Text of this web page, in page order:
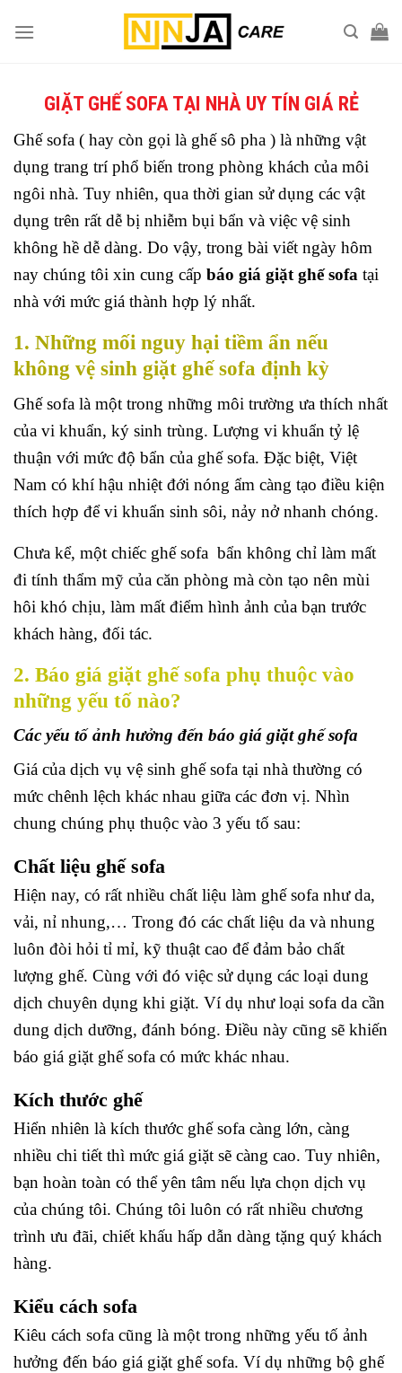
GIẶT GHẾ SOFA TẠI NHÀ UY TÍN GIÁ RẺ
Ghế sofa ( hay còn gọi là ghế sô pha ) là những vật
dụng trang trí phổ biến trong phòng khách của môi
ngôi nhà. Tuy nhiên, qua thời gian sử dụng các vật
dụng trên rất dễ bị nhiễm bụi bẩn và việc vệ sinh
không hề dễ dàng. Do vậy, trong bài viết ngày hôm
nay chúng tôi xin cung cấp báo giá giặt ghế sofa tại
nhà với mức giá thành hợp lý nhất.
1. Những mối nguy hại tiềm ẩn nếu
không vệ sinh giặt ghế sofa định kỳ
Ghế sofa là một trong những môi trường ưa thích nhất
của vi khuẩn, ký sinh trùng. Lượng vi khuẩn tỷ lệ
thuận với mức độ bẩn của ghế sofa. Đặc biệt, Việt
Nam có khí hậu nhiệt đới nóng ẩm càng tạo điều kiện
thích hợp để vi khuẩn sinh sôi, nảy nở nhanh chóng.
Chưa kể, một chiếc ghế sofa bẩn không chỉ làm mất
đi tính thẩm mỹ của căn phòng mà còn tạo nên mùi
hôi khó chịu, làm mất điểm hình ảnh của bạn trước
khách hàng, đối tác.
2. Báo giá giặt ghế sofa phụ thuộc vào
những yếu tố nào?
Các yếu tố ảnh hưởng đến báo giá giặt ghế sofa
Giá của dịch vụ vệ sinh ghế sofa tại nhà thường có
mức chênh lệch khác nhau giữa các đơn vị. Nhìn
chung chúng phụ thuộc vào 3 yếu tố sau:
Chất liệu ghế sofa
Hiện nay, có rất nhiều chất liệu làm ghế sofa như da,
vải, nỉ nhung,… Trong đó các chất liệu da và nhung
luôn đòi hỏi tỉ mỉ, kỹ thuật cao để đảm bảo chất
lượng ghế. Cùng với đó việc sử dụng các loại dung
dịch chuyên dụng khi giặt. Ví dụ như loại sofa da cần
dung dịch dưỡng, đánh bóng. Điều này cũng sẽ khiến
báo giá giặt ghế sofa có mức khác nhau.
Kích thước ghế
Hiển nhiên là kích thước ghế sofa càng lớn, càng
nhiều chi tiết thì mức giá giặt sẽ càng cao. Tuy nhiên,
bạn hoàn toàn có thể yên tâm nếu lựa chọn dịch vụ
của chúng tôi. Chúng tôi luôn có rất nhiều chương
trình ưu đãi, chiết khấu hấp dẫn dàng tặng quý khách
hàng.
Kiểu cách sofa
Kiêu cách sofa cũng là một trong những yếu tố ảnh
hưởng đến báo giá giặt ghế sofa. Ví dụ những bộ ghế